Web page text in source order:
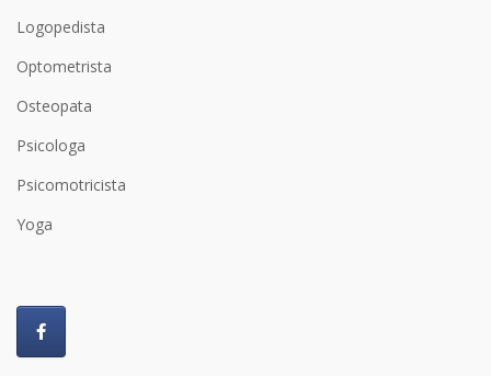
Logopedista
Optometrista
Osteopata
Psicologa
Psicomotricista
Yoga